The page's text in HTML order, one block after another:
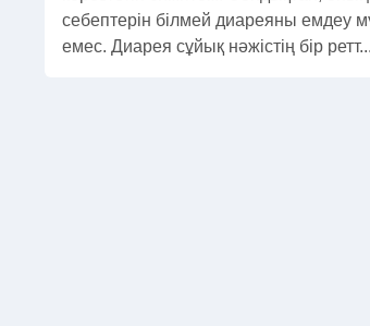
себептерін білмей диареяны емдеу
емес. Диарея сұйық нәжістің бір ретт...